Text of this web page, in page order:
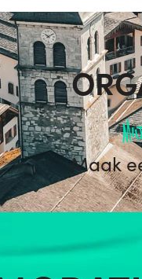
Maak